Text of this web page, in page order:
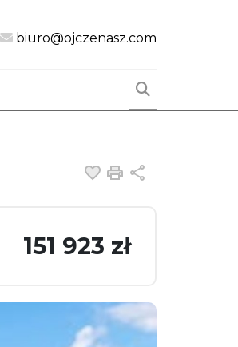
biuro@ojczenasz.com
Dodaj do
Drukuj
151 923 zł